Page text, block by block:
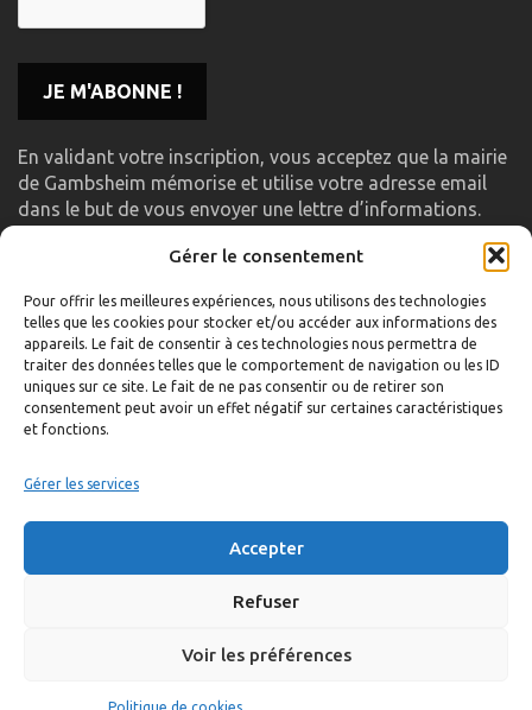
Gérer le consentement
Pour offrir les meilleures expériences, nous utilisons des technologies
telles que les cookies pour stocker et/ou accéder aux informations des
appareils. Le fait de consentir à ces technologies nous permettra de
traiter des données telles que le comportement de navigation ou les ID
uniques sur ce site. Le fait de ne pas consentir ou de retirer son
consentement peut avoir un effet négatif sur certaines caractéristiques
et fonctions.
Gérer les services
Accepter
Refuser
Voir les préférences
En validant votre inscription, vous acceptez que la mairie
de Gambsheim mémorise et utilise votre adresse email
dans le but de vous envoyer une lettre d’informations.
LIENS UTILES
Accueil
Formulaire de contact
Gambs TV
Mentions légales